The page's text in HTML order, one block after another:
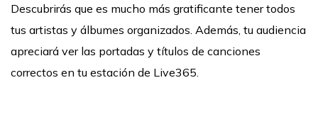
Descubrirás que es mucho más gratificante tener todos
tus artistas y álbumes organizados. Además, tu audiencia
apreciará ver las portadas y títulos de canciones
correctos en tu estación de Live365.